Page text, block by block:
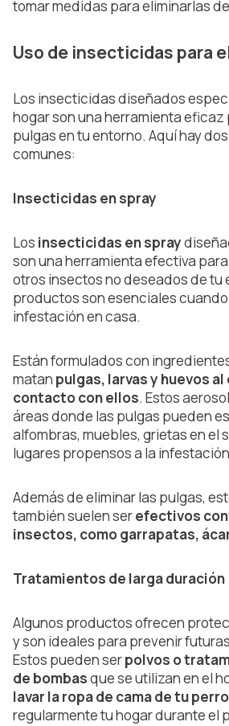
tomar medidas para eliminarlas
Uso de insecticidas para
Los insecticidas diseñados
hogar son una herramienta eficaz
pulgas en tu entorno. Aquí hay
comunes:
Insecticidas en spray
Los insecticidas en spray
son una herramienta efectiva
otros insectos no deseados de tu
productos son esenciales
infestación en casa.
Están formulados con
matan pulgas, larvas y huevos
contacto con ellos. Estos
áreas donde las pulgas pueden
alfombras, muebles, grietas en el
lugares propensos a la
Además de eliminar las pulgas,
también suelen serefectivos
insectos, como garrapatas,
Tratamientos de larga duración
Algunos productos ofrecen
y son ideales para prevenir
Estos pueden serpolvos o
de bombasque se utilizan en el
lavar la ropa de cama de tu perro
regularmente tu hogar durante el